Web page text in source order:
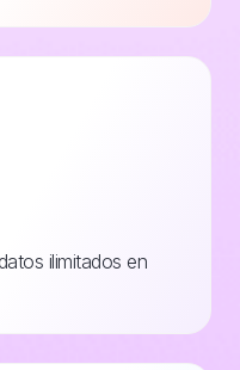
ilimitados en